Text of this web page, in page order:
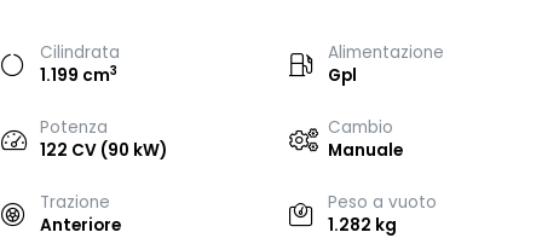
Cilindrata
1.199 cm3
Alimentazione
Gpl
Potenza
122 CV (90 kW)
Cambio
Manuale
Trazione
Anteriore
Peso a vuoto
1.282 kg